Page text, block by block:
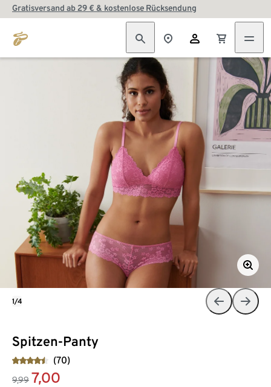
Gratisversand ab 29 € & kostenlose Rücksendung
Spitzen-Panty
(70)
9,99 7,00
1/4